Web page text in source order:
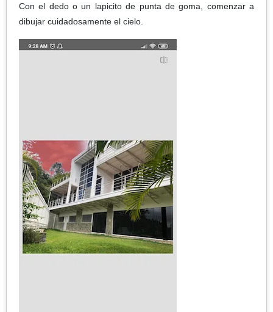
Con el dedo o un lapicito de punta de goma, comenzar a
dibujar cuidadosamente el cielo.